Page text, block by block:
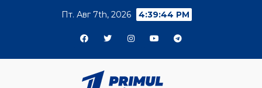
Пт. Авг 7th, 2026 4:39:44 PM